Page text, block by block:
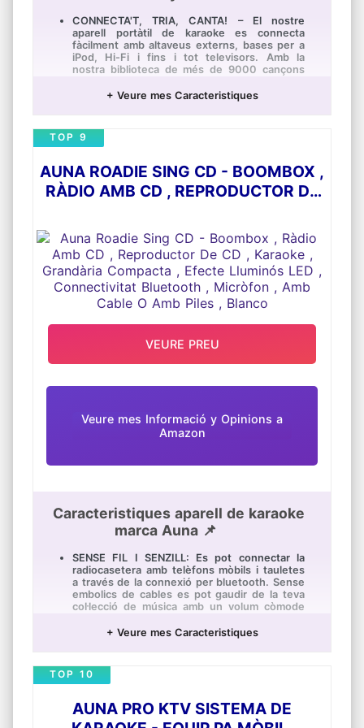
CONNECTA'T, TRIA, CANTA! – El nostre
aparell portàtil de karaoke es connecta
fàcilment amb altaveus externs, bases per a
iPod, Hi-Fi i fins i tot televisors. Amb la
nostra biblioteca de més de 9000 cançons
A més, t'oferim una guia de configuració
ENTRETENIMENT PER A TOTES LES EDATS –
El nostre paquet combinat de micròfon i
compatible amb qualsevol dispositiu d'altaveu
mòbil o domèstic. Així, pots començar amb
qualsevol cançó onsevulla que estiguis
EL REGAL PERFECTE – Amb un disseny
elegant i fàcil d'usar i una sortida d'àudio
nítida, aquest és un estupend regal
d'aniversari, Nadal o per a qualsevol ocasió!
Especialment per a aquest amant de la
música que tots tenim en la nostra vida.
de punta per al processament de so en un
la teva compra pots gaudir d'accés il·limitat en
línia a més de 9000 cançons principals
durant un mes. No necessites lluitar per a
+ Veure mes Caracteristiques
AUNA ROADIE SING CD - BOOMBOX ,
RÀDIO AMB CD , REPRODUCTOR DE
COMPACTA , EFECTE LLUMINÓS LED
, CONNECTIVITAT BLUETOOTH ,
MICRÒFON , AMB CABLE O AMB
PILES , BLANCO
TOP 9
Veure mes Informació y Opinions a
Amazon
Caracteristiques aparell de karaoke
marca Auna 📌
SENSE FIL I SENZILL: Es pot connectar la
radiocasetera amb telèfons mòbils i tauletes
a través de la connexió per bluetooth. Sense
embolics de cables es pot gaudir de la teva
col·lecció de música amb un volum còmode
SO SORPRENENT: A través dels seus dos
sempre es pot elgir si escoltar la música forta
o d'una forma discreta, per a no molestar als
LLUM IMPRESSIONANT: La radiocasetera
VEURE PREU
+ Veure mes Caracteristiques
AUNA PRO KTV SISTEMA DE
TOP 10